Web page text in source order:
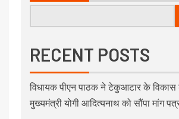
RECENT POSTS
विधायक पीएन पाठक ने टेकुआटार के
मुख्यमंत्री योगी आदित्यनाथ को सौंपा मांग